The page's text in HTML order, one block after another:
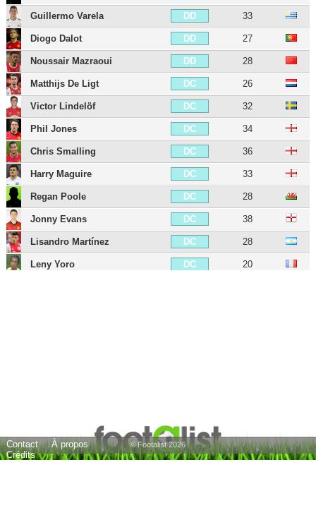
Guillermo Varela DD 33
Diogo Dalot DD 27
Noussair Mazraoui DD 28
Matthijs De Ligt DC 26
Victor Lindelöf DC 32
Phil Jones DC 34
Chris Smalling DC 36
Harry Maguire DC 33
Regan Poole DC 28
Jonny Evans DC 38
Lisandro Martínez DC 28
Leny Yoro DC 20
Bruno Fernandes MOC 31
Contact
À propos
Crédits
© Footalist 2026